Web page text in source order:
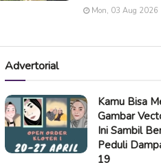
Mon, 03 Aug 2026
Advertorial
Kamu Bisa
Gambar
Ini Sambil
Peduli
19